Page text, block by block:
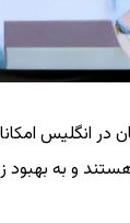
در انگلیس
و به بهبود